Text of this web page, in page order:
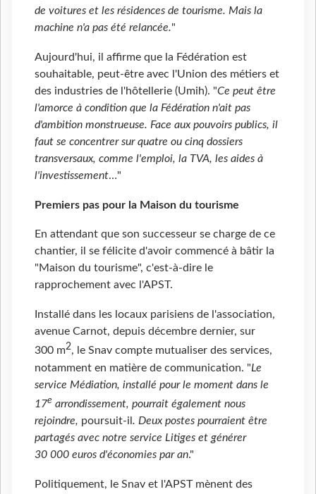
de voitures et les résidences de tourisme. Mais la
machine n'a pas été relancée."
Aujourd'hui, il affirme que la Fédération est
souhaitable, peut-être avec l'Union des métiers et
des industries de l'hôtellerie (Umih). "Ce peut être
l'amorce à condition que la Fédération n'ait pas
d'ambition monstrueuse. Face aux pouvoirs publics, il
faut se concentrer sur quatre ou cinq dossiers
transversaux, comme l'emploi, la TVA, les aides à
l'investissement…"
Premiers pas pour la Maison du tourisme
En attendant que son successeur se charge de ce
chantier, il se félicite d'avoir commencé à bâtir la
"Maison du tourisme", c'est-à-dire le
rapprochement avec l'APST.
Installé dans les locaux parisiens de l'association,
avenue Carnot, depuis décembre dernier, sur
300 m2, le Snav compte mutualiser des services,
notamment en matière de communication. "Le
service Médiation, installé pour le moment dans le
17e arrondissement, pourrait également nous
rejoindre, poursuit-il . Deux postes pourraient être
partagés avec notre service Litiges et générer
30 000 euros d'économies par an."
Politiquement, le Snav et l'APST mènent des